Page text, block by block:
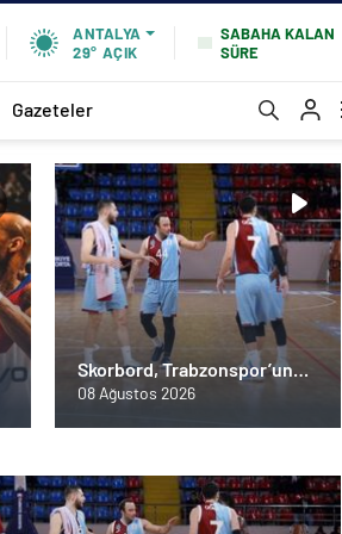
ANTALYA
29° AÇIK
SABAHA KALAN
SÜRE
Gazeteler
Skorbord, Trabzonspor’un
basketbol maçını erteletti
08 Ağustos 2026